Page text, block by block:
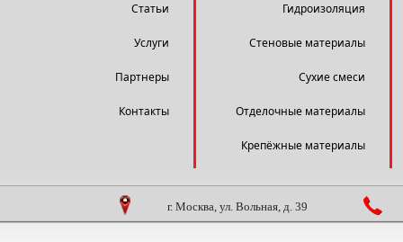
Статьи
Услуги
Партнеры
Контакты
Гидроизоляция
Стеновые материалы
Сухие смеси
Отделочные материалы
Крепёжные материалы
г. Москва, ул. Вольная, д. 39